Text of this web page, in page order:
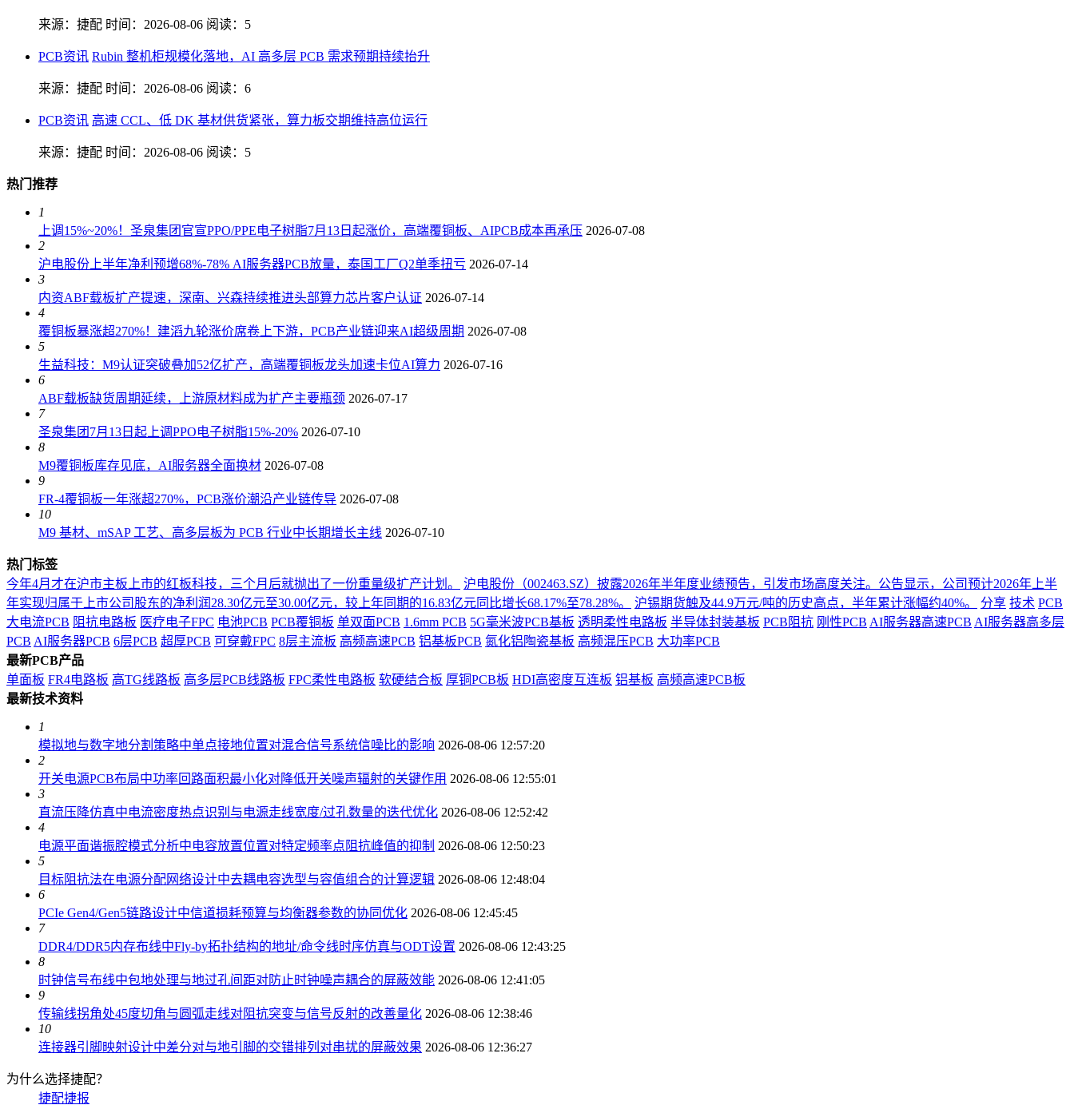
来源：捷配 时间：2026-08-06 阅读：5
PCB资讯 Rubin 整机柜规模化落地，AI 高多层 PCB 需求预期持续抬升
来源：捷配 时间：2026-08-06 阅读：6
PCB资讯 高速 CCL、低 DK 基材供货紧张，算力板交期维持高位运行
来源：捷配 时间：2026-08-06 阅读：5
热门推荐
1
上调15%~20%！圣泉集团官宣PPO/PPE电子树脂7月13日起涨价，高端覆铜板、AIPCB成本再承压 2026-07-08
2
沪电股份上半年净利预增68%-78% AI服务器PCB放量，泰国工厂Q2单季扭亏 2026-07-14
3
内资ABF载板扩产提速，深南、兴森持续推进头部算力芯片客户认证 2026-07-14
4
覆铜板暴涨超270%！建滔九轮涨价席卷上下游，PCB产业链迎来AI超级周期 2026-07-08
5
生益科技：M9认证突破叠加52亿扩产，高端覆铜板龙头加速卡位AI算力 2026-07-16
6
ABF载板缺货周期延续，上游原材料成为扩产主要瓶颈 2026-07-17
7
圣泉集团7月13日起上调PPO电子树脂15%-20% 2026-07-10
8
M9覆铜板库存见底，AI服务器全面换材 2026-07-08
9
FR-4覆铜板一年涨超270%，PCB涨价潮沿产业链传导 2026-07-08
10
M9 基材、mSAP 工艺、高多层板为 PCB 行业中长期增长主线 2026-07-10
热门标签
今年4月才在沪市主板上市的红板科技，三个月后就抛出了一份重量级扩产计划。
沪电股份（002463.SZ）披露2026年半年度业绩预告，引发市场高度关注。公告显示，公司预计2026年上半
年实现归属于上市公司股东的净利润28.30亿元至30.00亿元，较上年同期的16.83亿元同比增长68.17%至78.28%。
沪锡期货触及44.9万元/吨的历史高点，半年累计涨幅约40%。 分享 技术 PCB
大电流PCB 阻抗电路板 医疗电子FPC 电池PCB PCB覆铜板 单双面PCB 1.6mm PCB 5G毫米波PCB基板 透明柔性电路板 半导体封装基板 PCB阻抗 刚性PCB AI服务器高速PCB AI服务器高多层
PCB AI服务器PCB 6层PCB 超厚PCB 可穿戴FPC 8层主流板 高频高速PCB 铝基板PCB 氮化铝陶瓷基板 高频混压PCB 大功率PCB
最新PCB产品
单面板 FR4电路板 高TG线路板 高多层PCB线路板 FPC柔性电路板 软硬结合板 厚铜PCB板 HDI高密度互连板 铝基板 高频高速PCB板
最新技术资料
1
模拟地与数字地分割策略中单点接地位置对混合信号系统信噪比的影响 2026-08-06 12:57:20
2
开关电源PCB布局中功率回路面积最小化对降低开关噪声辐射的关键作用 2026-08-06 12:55:01
3
直流压降仿真中电流密度热点识别与电源走线宽度/过孔数量的迭代优化 2026-08-06 12:52:42
4
电源平面谐振腔模式分析中电容放置位置对特定频率点阻抗峰值的抑制 2026-08-06 12:50:23
5
目标阻抗法在电源分配网络设计中去耦电容选型与容值组合的计算逻辑 2026-08-06 12:48:04
6
PCIe Gen4/Gen5链路设计中信道损耗预算与均衡器参数的协同优化 2026-08-06 12:45:45
7
DDR4/DDR5内存布线中Fly-by拓扑结构的地址/命令线时序仿真与ODT设置 2026-08-06 12:43:25
8
时钟信号布线中包地处理与地过孔间距对防止时钟噪声耦合的屏蔽效能 2026-08-06 12:41:05
9
传输线拐角处45度切角与圆弧走线对阻抗突变与信号反射的改善量化 2026-08-06 12:38:46
10
连接器引脚映射设计中差分对与地引脚的交错排列对串扰的屏蔽效果 2026-08-06 12:36:27
为什么选择捷配？
捷配捷报